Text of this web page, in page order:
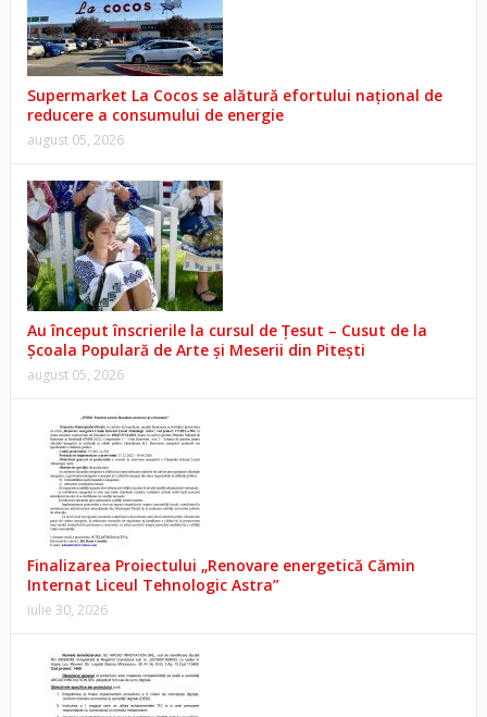
Supermarket La Cocos se alătură efortului național de
reducere a consumului de energie
august 05, 2026
Au început înscrierile la cursul de Țesut – Cusut de la
Școala Populară de Arte și Meserii din Pitești
august 05, 2026
Finalizarea Proiectului „Renovare energetică Cămin
Internat Liceul Tehnologic Astra”
iulie 30, 2026